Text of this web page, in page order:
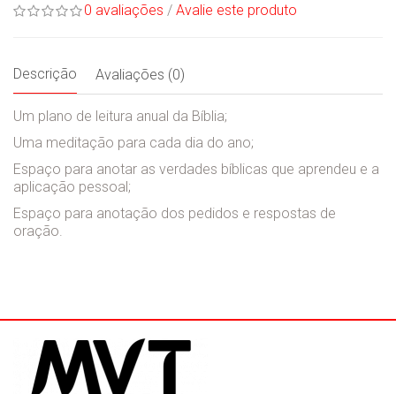
0 avaliações / Avalie este produto
Descrição Avaliações (0)
Um plano de leitura anual da Bíblia;
Uma meditação para cada dia do ano;
Espaço para anotar as verdades bíblicas que aprendeu e a
aplicação pessoal;
Espaço para anotação dos pedidos e respostas de
oração.